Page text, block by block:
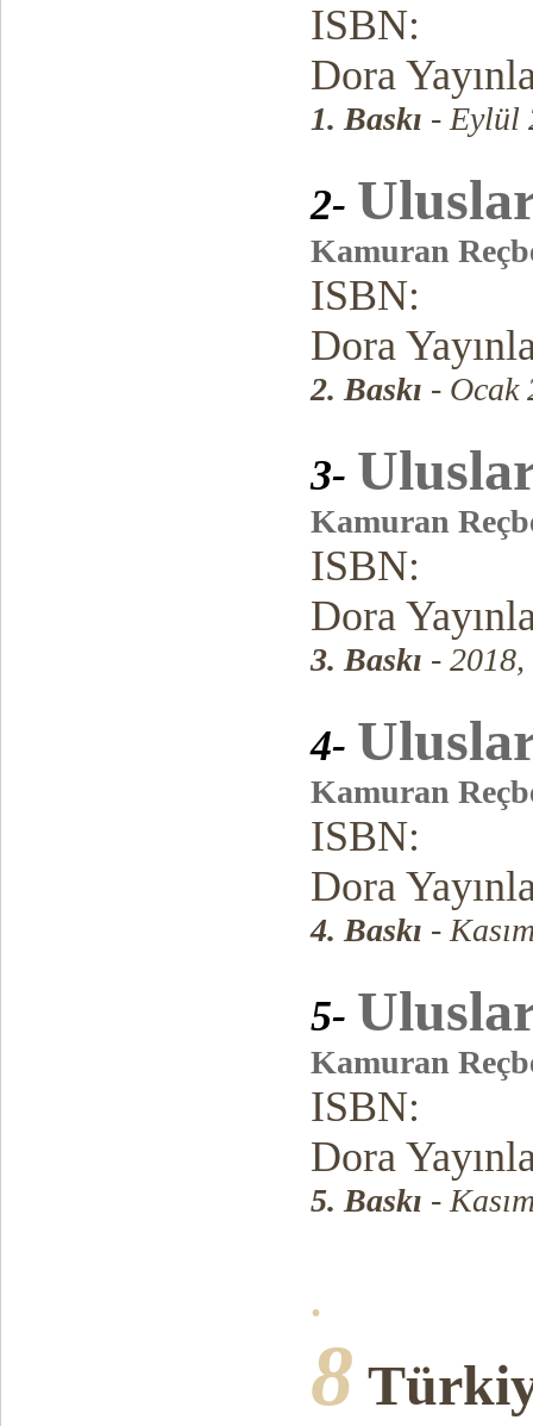
ISBN:
Dora
1. Baskı - Eylül
2-
Kamuran
ISBN:
Dora
2. Baskı - Ocak
3-
Kamuran
ISBN:
Dora
3. Baskı - 2018,
4-
Kamuran
ISBN:
Dora
4. Baskı -
5-
Kamuran
ISBN:
Dora
5. Baskı -
.
8